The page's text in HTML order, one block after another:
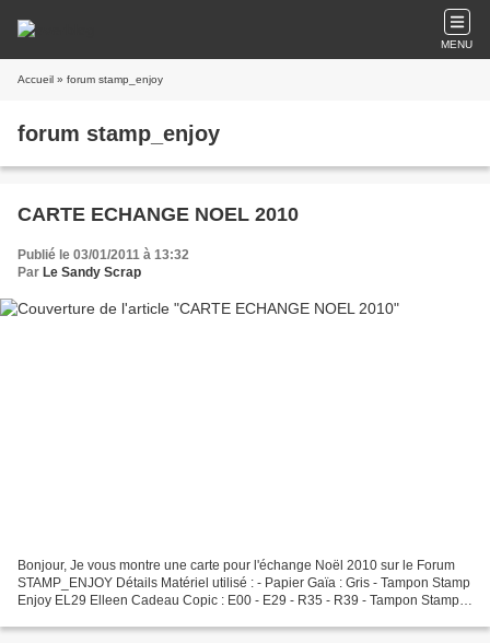
MENU
Accueil » forum stamp_enjoy
forum stamp_enjoy
CARTE ECHANGE NOEL 2010
Publié le 03/01/2011 à 13:32
Par Le Sandy Scrap
Bonjour, Je vous montre une carte pour l'échange Noël 2010 sur le Forum
STAMP_ENJOY Détails Matériel utilisé : - Papier Gaïa : Gris - Tampon Stamp
Enjoy EL29 Elleen Cadeau Copic : E00 - E29 - R35 - R39 - Tampon Stamp